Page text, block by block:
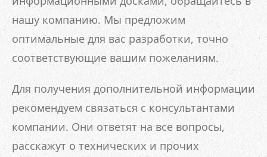
нашу компанию. Мы предложим
оптимальные для вас разработки, точно
соответствующие вашим пожеланиям.
Для получения дополнительной информации
рекомендуем связаться с консультантами
компании. Они ответят на все вопросы,
расскажут о технических и прочих